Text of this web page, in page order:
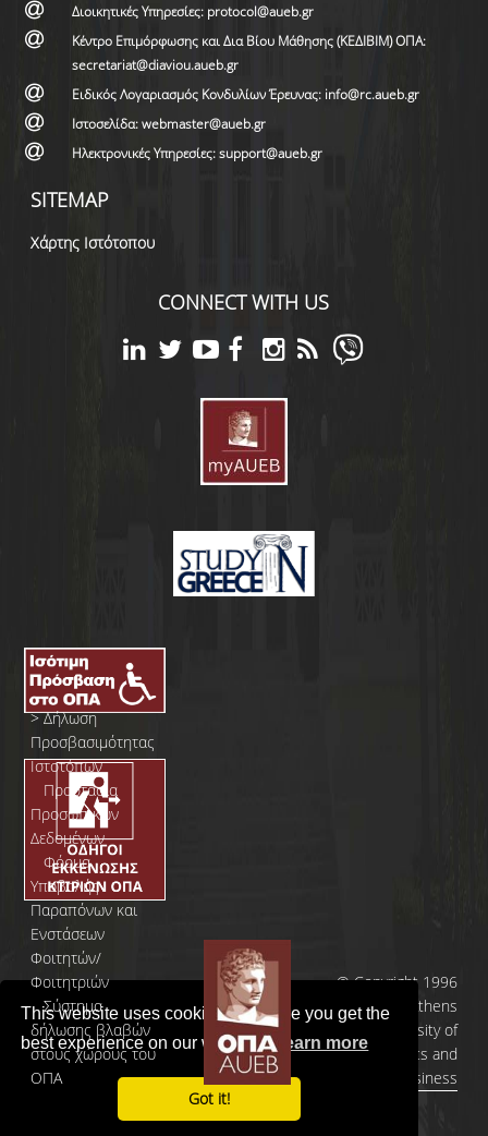
This website uses cookies to ensure you get the
best experience on our website.Learn more
Got it!
Διοικητικές Υπηρεσίες: protocol@aueb.gr
Κέντρο Επιμόρφωσης και Δια Βίου Μάθησης (ΚΕΔΙΒΙΜ) ΟΠΑ:
secretariat@diaviou.aueb.gr
Ειδικός Λογαριασμός Κονδυλίων Έρευνας: info@rc.aueb.gr
Ιστοσελίδα: webmaster@aueb.gr
Ηλεκτρονικές Υπηρεσίες: support@aueb.gr
SITEMAP
Χάρτης Ιστότοπου
CONNECT WITH US
>Δήλωση
Προσβασιμότητας
Ιστοτόπων
Προστασία
Προσωπικών
Δεδομένων
Φόρμα
Yποβολής
Παραπόνων και
Ενστάσεων
Φοιτητών/
Φοιτητριών
>Σύστημα
δήλωσης βλαβών
στους χώρους του
ΟΠΑ
© Copyright 1996
- 2026 | Athens
University of
Economics and
Business